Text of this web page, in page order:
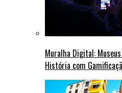
Muralha Digital:
História com